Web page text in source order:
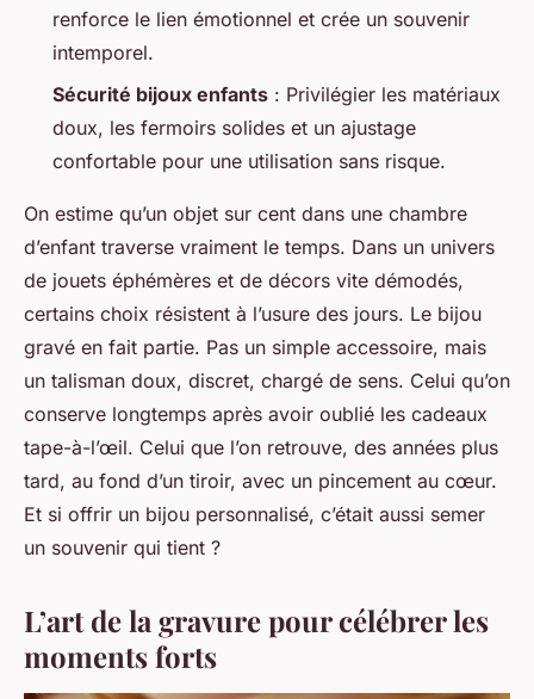
renforce le lien émotionnel et crée un souvenir
intemporel.
Sécurité bijoux enfants : Privilégier les matériaux
doux, les fermoirs solides et un ajustage
confortable pour une utilisation sans risque.
On estime qu’un objet sur cent dans une chambre
d’enfant traverse vraiment le temps. Dans un univers
de jouets éphémères et de décors vite démodés,
certains choix résistent à l’usure des jours. Le bijou
gravé en fait partie. Pas un simple accessoire, mais
un talisman doux, discret, chargé de sens. Celui qu’on
conserve longtemps après avoir oublié les cadeaux
tape-à-l’œil. Celui que l’on retrouve, des années plus
tard, au fond d’un tiroir, avec un pincement au cœur.
Et si offrir un bijou personnalisé, c’était aussi semer
un souvenir qui tient ?
L’art de la gravure pour célébrer les
moments forts